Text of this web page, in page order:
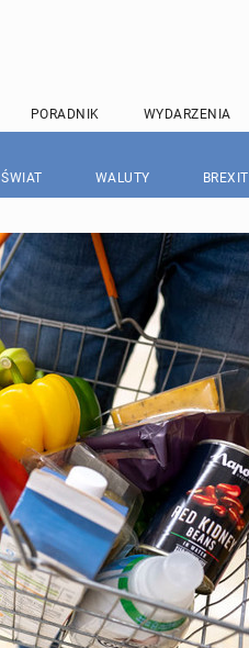
PORADNIK WYDARZENIA
ŚWIAT WALUTY BREXIT